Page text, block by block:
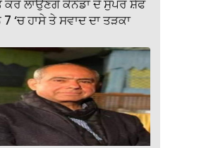
ਕੌਰ ਲਾਉਣਗੇ ਕੈਨੇਡਾ ਦੇ ਸੁਪਰ ਸ਼ੈਫ
‘ਚ ਹਾਸੇ ਤੇ ਸਵਾਦ ਦਾ ਤੜਕਾ